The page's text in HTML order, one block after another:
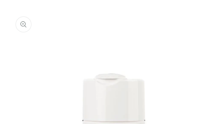
キップ